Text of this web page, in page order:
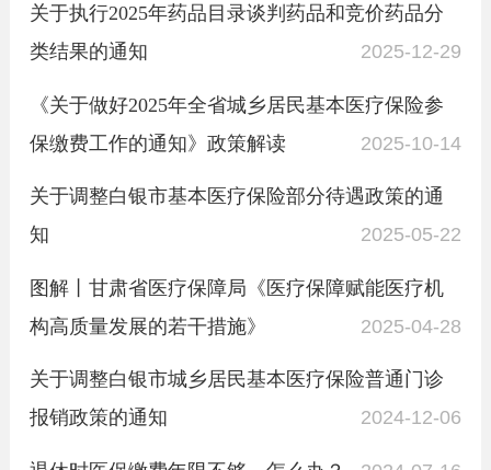
关于执行2025年药品目录谈判药品和竞价药品分
类结果的通知
2025-12-29
《关于做好2025年全省城乡居民基本医疗保险参
保缴费工作的通知》政策解读
2025-10-14
关于调整白银市基本医疗保险部分待遇政策的通
知
2025-05-22
图解丨甘肃省医疗保障局《医疗保障赋能医疗机
构高质量发展的若干措施》
2025-04-28
关于调整白银市城乡居民基本医疗保险普通门诊
报销政策的通知
2024-12-06